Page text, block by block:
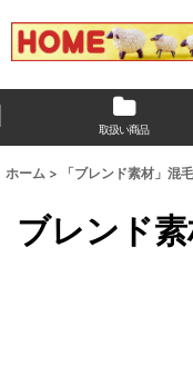
取扱い商品
ホーム > 「ブレンド素材」混
ブレンド